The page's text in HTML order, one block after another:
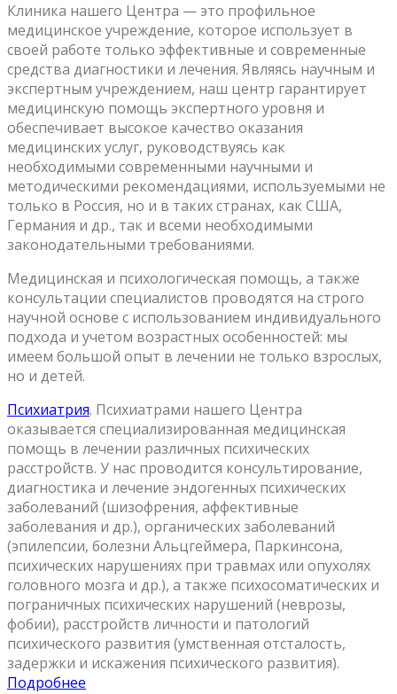
Клиника нашего Центра — это профильное
медицинское учреждение, которое использует в
своей работе только эффективные и современные
средства диагностики и лечения. Являясь научным и
экспертным учреждением, наш центр гарантирует
медицинскую помощь экспертного уровня и
обеспечивает высокое качество оказания
медицинских услуг, руководствуясь как
необходимыми современными научными и
методическими рекомендациями, используемыми не
только в Россия, но и в таких странах, как США,
Германия и др., так и всеми необходимыми
законодательными требованиями.
Медицинская и психологическая помощь, а также
консультации специалистов проводятся на строго
научной основе с использованием индивидуального
подхода и учетом возрастных особенностей: мы
имеем большой опыт в лечении не только взрослых,
но и детей.
Психиатрия. Психиатрами нашего Центра
оказывается специализированная медицинская
помощь в лечении различных психических
расстройств. У нас проводится консультирование,
диагностика и лечение эндогенных психических
заболеваний (шизофрения, аффективные
заболевания и др.), органических заболеваний
(эпилепсии, болезни Альцгеймера, Паркинсона,
психических нарушениях при травмах или опухолях
головного мозга и др.), а также психосоматических и
пограничных психических нарушений (неврозы,
фобии), расстройств личности и патологий
психического развития (умственная отсталость,
задержки и искажения психического развития).
Подробнее